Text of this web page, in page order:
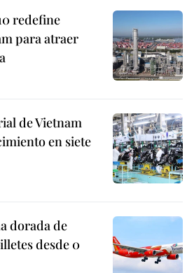
redefine
para atraer
de Vietnam
en siete
dorada de
desde 0